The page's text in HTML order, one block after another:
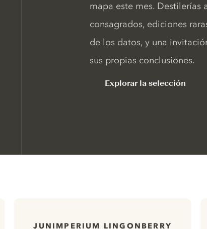
mapa este mes. Destilerías
consagrados, ediciones
de los datos, y una
sus propias conclusiones.
Explorar la selección
JUNIMPERIUM LINGONBERRY